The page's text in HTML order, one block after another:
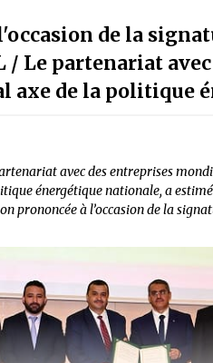
de la
/ Le partenariat
axe de la politique
avec des entreprises
énergétique nationale, a
prononcée à l’occasion de la